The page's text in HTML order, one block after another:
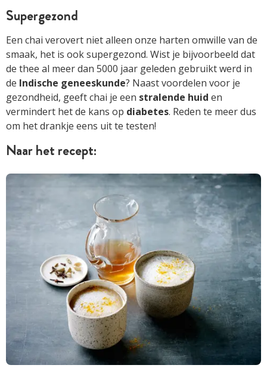
Supergezond
Een chai verovert niet alleen onze harten omwille van de
smaak, het is ook supergezond. Wist je bijvoorbeeld dat
de thee al meer dan 5000 jaar geleden gebruikt werd in
de Indische geneeskunde? Naast voordelen voor je
gezondheid, geeft chai je een stralende huid en
vermindert het de kans op diabetes. Reden te meer dus
om het drankje eens uit te testen!
Naar het recept: